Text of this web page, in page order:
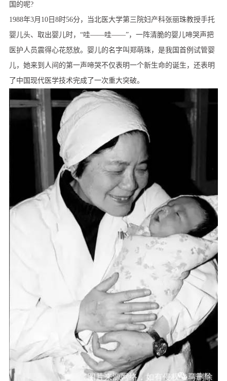
国的呢?
1988年3月10日8时56分，当北医大学第三院妇产科张丽珠教授手托
婴儿头、取出婴儿时，“哇——哇——”，一阵清脆的婴儿啼哭声把
医护人员震得心花怒放。婴儿的名字叫郑萌珠，是我国首例试管婴
儿，她来到人间的第一声啼哭不仅表明一个新生命的诞生，还表明
了中国现代医学技术完成了一次重大突破。